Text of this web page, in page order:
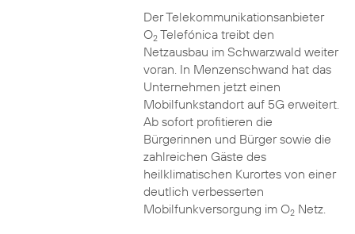
Der Telekommunikationsanbieter
O2Telefónica treibt den
Netzausbau im Schwarzwald weiter
voran. In Menzenschwand hat das
Unternehmen jetzt einen
Mobilfunkstandort auf 5G erweitert.
Ab sofort profitieren die
Bürgerinnen und Bürger sowie die
zahlreichen Gäste des
heilklimatischen Kurortes von einer
deutlich verbesserten
Mobilfunkversorgung im O2Netz.